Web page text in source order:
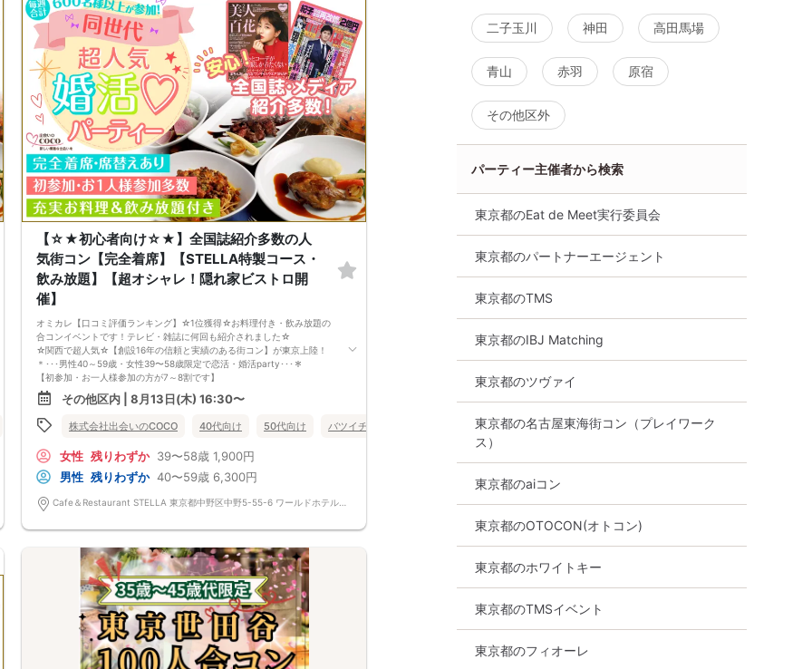
男性：①＋②提示
①身分証明書
免許証orパスポートorマイナンバーカード
②資格証明書
名刺or社員証
※以下の証明書も可
・医師・歯科医師：医師資格証/医師免許証(画像可)
・会計士：登録証明書
・弁護士：日弁連の発行する写真付きの身分証明書
・税理士：税理士証書
・司法書士：登録証明書
・不動産鑑定士：登録証明書
※いずれも合格証書はNG
・年収証明書：過去1年以内の源泉徴収票、確定申告書、納税証明書、給
与明細のいずれか
※給与明細は直近3ヶ月分持参、賞与支給がある場合は支給回数分の賞与証
明書も持参下さい。
資格証提示がない方は参加をお断りします。
参加費の返金等はございません。
■中止判断タイミング
開催当日の開始時間3時間前にて最少催行人数に満たない場合
《資格定義》
*1：非上場で従業員200名以上or売上100億円以上or資本金1億円以上の企
業・法人・団体・組織（※51％以上出資の子会社を含む）
*2：外国資本が51％以上の会社（※50％以下の場合は外資企業に当たりま
せん。）
*3：東京証券取引所、大阪取引所、名古屋証券取引所、福岡証券取引所、
札幌証券取引所に上場してる企業（※51％以上出資の子会社を含む/※海外
に上場している会社は含まない）
*4：有限会社又は株式会社における登記上の取締役以上。（監査役・執行
方には、名刺、会社謄本のいずれかにてお名前を確認させて頂きます。
===================
■ご予約の際は①～④の注意事項の必ずご確認下さい。
ご本人様やご友人様が以下①～④の内容に該当し参加不可と判断させて
いただいた場合には、当日のご参加をご遠慮頂き、参加費のご返金も出来
かねますので予めご了承下さい。
①ドレスコードについて
必ず上部の[参加条件]をご確認下さい。該当しない方は参加をお断りして
おります。予めご了承下さい。
食事あり 東京都 その他区内
【☆★初心者向け☆★】全国誌紹介多数の人
気街コン【完全着席】【STELLA特製コース・
飲み放題】【超オシャレ！隠れ家ビストロ開
催】
オミカレ【口コミ評価ランキング】☆1位獲得☆お料理付き・飲み放題の
合コンイベントです！テレビ・雑誌に何回も紹介されました☆
☆関西で超人気☆【創設16年の信頼と実績のある街コン】が東京上陸！
＊･･･男性40～59歳・女性39〜58歳限定で恋活・婚活party･･･＊
【初参加・お一人様参加の方が7～8割です】
安心してご参加ください♪
お一人様でも気軽に参加できるparty☆
当イベントスタッフが参加者様の立場に立って、最初から最後まで徹底的
にサポートします♪
の有名店で合コンPARTY■□
お店自慢のお料理を召し上がって頂きながら、ゆっくりと交流をお楽しみ
頂きたいと思います。
《ドラマのロケ地で有名な会場で完全着席PARTY》
完全着席スタイルですので、立食形式が苦手な方や人見知りな方には是非
《一人参加、初参加大歓迎》
完全着席スタイルですのでひとりぼっちになることはありません！お一人
様参加者様同士の席の配置。
スタッフのフォローが人気の理由です。
《恋人、友人、人脈、必ず出会える！関西で超人気の飲み会！が東京上
□結婚がしたい
□恋人が欲しい
□友人を増やしたい
その他区内 | 8月13日(木) 16:30〜
株式会社出会いのCOCO 40代向け 50代向け バツイチ・再婚 食事あり 東京都 その他区内
女性 残りわずか 39〜58歳 1,900円
男性 残りわずか 40〜59歳 6,300円
二子玉川 神田 高田馬場
青山 赤羽 原宿
その他区外
パーティー主催者から検索
東京都のEat de Meet実行委員会
東京都のパートナーエージェント
東京都のTMS
東京都のIBJ Matching
東京都のツヴァイ
東京都の名古屋東海街コン（プレイワーク
ス）
東京都のaiコン
東京都のOTOCON(オトコン)
東京都のホワイトキー
東京都のTMSイベント
東京都のフィオーレ